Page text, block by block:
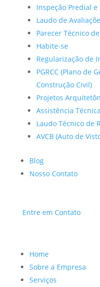
Inspeção Predial
Laudo de
Parecer Técnico
Habite-se
Regularização de
PGRCC (Plano de
Construção Civil)
Projetos
Assistência
Laudo Técnico de
AVCB (Auto de
Blog
Nosso Contato
Entre em Contato
Home
Sobre a Empresa
Serviços